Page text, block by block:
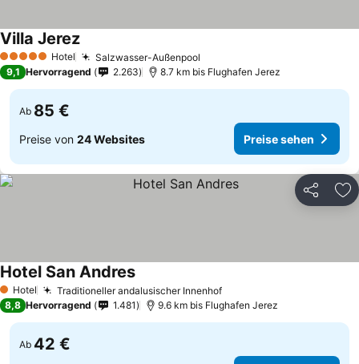
5 Sterne Hotel Salzwasser-Außenpool
Villa Jerez
9,1 Hervorragend 2.263 8.7 km bis Flughafen Jerez
Ab 85 €
Preise von 24 Websites Preise sehen
Teilen
1 Sterne
Hotel Traditioneller andalusischer Innenhof
Hotel San Andres
8,8 Hervorragend 1.481 9.6 km bis Flughafen Jerez
Ab 42 €